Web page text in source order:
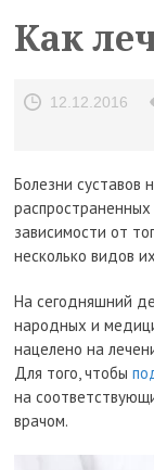
Как
12.12.2016
Болезни суставов
зависимости от
несколько видов
На сегодняшний
народных и
нацелено на
Для того, чтобы
на
врачом.